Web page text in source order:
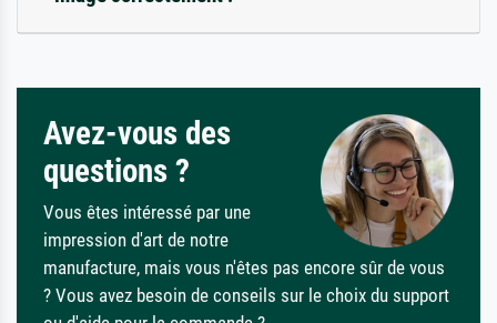
Avez-vous des
questions ?
Vous êtes intéressé par une
impression d'art de notre
manufacture, mais vous n'êtes pas encore sûr de vous
? Vous avez besoin de conseils sur le choix du support